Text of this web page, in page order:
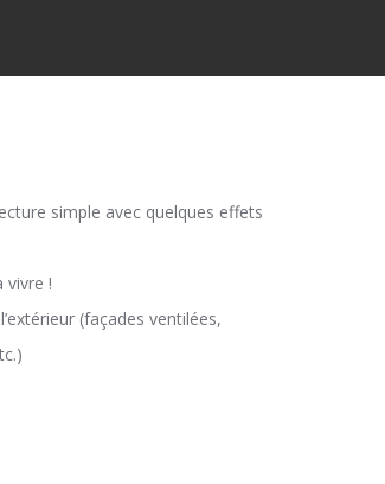
simple avec quelques effets
vivre !
(façades ventilées,